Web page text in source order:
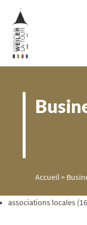
Accueil>
associations locales